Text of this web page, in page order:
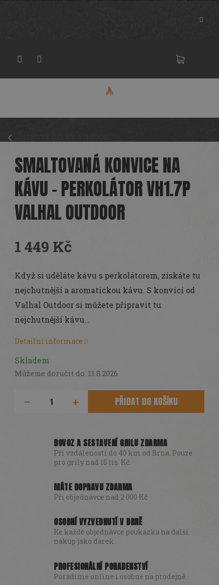
SMALTOVANÁ KONVICE NA
KÁVU - PERKOLÁTOR VH1.7P
VALHAL OUTDOOR
1 449 Kč
cena:
Skladem
Můžeme doručit do: 11.8.2026
PŘIDAT DO KOŠÍKU
Když si uděláte kávu s perkolátorem, získáte tu
nejchutnější a aromatickou kávu. S konvicí od
Valhal Outdoor si můžete připravit tu
nejchutnější kávu…
Detailní informace
DOVOZ A SESTAVENÍ GRILU ZDARMA
Při vzdálenosti do 40 km od Brna. Pouze
pro grily nad 15 tis. Kč.
MÁTE DOPRAVU ZDARMA
Při objednávce nad 2 000 Kč
OSOBNÍ VYZVEDNUTÍ V BRNĚ
Ke každé objednávce poukázka na další
nákup jako dárek
PROFESIONÁLNÍ PORADENSTVÍ
Poradíme online i osobně na prodejně.